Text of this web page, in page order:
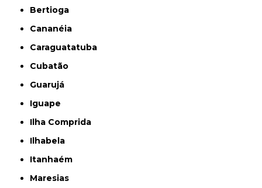
Bertioga
Cananéia
Caraguatatuba
Cubatão
Guarujá
Iguape
Ilha Comprida
Ilhabela
Itanhaém
Maresias